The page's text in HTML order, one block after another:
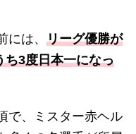
は、 リーグ優勝が
ち3度日本一になっ
で、ミスター赤ヘル